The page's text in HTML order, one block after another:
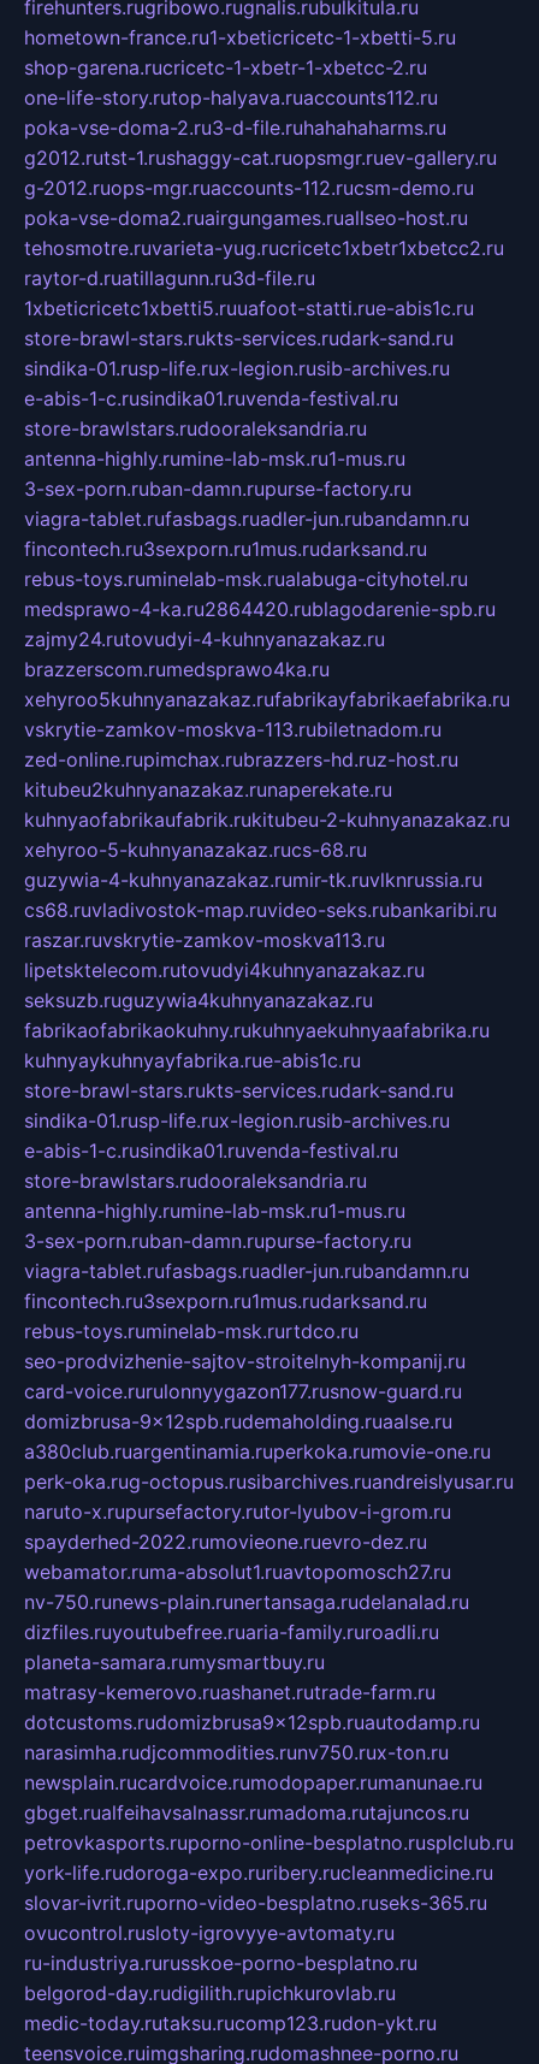
firehunters.rugribowo.rugnalis.rubulkitula.ru
hometown-france.ru1-xbeticricetc-1-xbetti-5.ru
shop-garena.rucricetc-1-xbetr-1-xbetcc-2.ru
one-life-story.rutop-halyava.ruaccounts112.ru
poka-vse-doma-2.ru3-d-file.ruhahahaharms.ru
g2012.rutst-1.rushaggy-cat.ruopsmgr.ruev-gallery.ru
g-2012.ruops-mgr.ruaccounts-112.rucsm-demo.ru
poka-vse-doma2.ruairgungames.ruallseo-host.ru
tehosmotre.ruvarieta-yug.rucricetc1xbetr1xbetcc2.ru
raytor-d.ruatillagunn.ru3d-file.ru
1xbeticricetc1xbetti5.ruuafoot-statti.rue-abis1c.ru
store-brawl-stars.rukts-services.rudark-sand.ru
sindika-01.rusp-life.rux-legion.rusib-archives.ru
e-abis-1-c.rusindika01.ruvenda-festival.ru
store-brawlstars.rudooraleksandria.ru
antenna-highly.rumine-lab-msk.ru1-mus.ru
3-sex-porn.ruban-damn.rupurse-factory.ru
viagra-tablet.rufasbags.ruadler-jun.rubandamn.ru
fincontech.ru3sexporn.ru1mus.rudarksand.ru
rebus-toys.ruminelab-msk.rualabuga-cityhotel.ru
medsprawo-4-ka.ru2864420.rublagodarenie-spb.ru
zajmy24.rutovudyi-4-kuhnyanazakaz.ru
brazzerscom.rumedsprawo4ka.ru
xehyroo5kuhnyanazakaz.rufabrikayfabrikaefabrika.ru
vskrytie-zamkov-moskva-113.rubiletnadom.ru
zed-online.rupimchax.rubrazzers-hd.ruz-host.ru
kitubeu2kuhnyanazakaz.runaperekate.ru
kuhnyaofabrikaufabrik.rukitubeu-2-kuhnyanazakaz.ru
xehyroo-5-kuhnyanazakaz.rucs-68.ru
guzywia-4-kuhnyanazakaz.rumir-tk.ruvlknrussia.ru
cs68.ruvladivostok-map.ruvideo-seks.rubankaribi.ru
raszar.ruvskrytie-zamkov-moskva113.ru
lipetsktelecom.rutovudyi4kuhnyanazakaz.ru
seksuzb.ruguzywia4kuhnyanazakaz.ru
fabrikaofabrikaokuhny.rukuhnyaekuhnyaafabrika.ru
kuhnyaykuhnyayfabrika.rue-abis1c.ru
store-brawl-stars.rukts-services.rudark-sand.ru
sindika-01.rusp-life.rux-legion.rusib-archives.ru
e-abis-1-c.rusindika01.ruvenda-festival.ru
store-brawlstars.rudooraleksandria.ru
antenna-highly.rumine-lab-msk.ru1-mus.ru
3-sex-porn.ruban-damn.rupurse-factory.ru
viagra-tablet.rufasbags.ruadler-jun.rubandamn.ru
fincontech.ru3sexporn.ru1mus.rudarksand.ru
rebus-toys.ruminelab-msk.rurtdco.ru
seo-prodvizhenie-sajtov-stroitelnyh-kompanij.ru
card-voice.rurulonnyygazon177.rusnow-guard.ru
domizbrusa-9x12spb.rudemaholding.ruaalse.ru
a380club.ruargentinamia.ruperkoka.rumovie-one.ru
perk-oka.rug-octopus.rusibarchives.ruandreislyusar.ru
naruto-x.rupursefactory.rutor-lyubov-i-grom.ru
spayderhed-2022.rumovieone.ruevro-dez.ru
webamator.ruma-absolut1.ruavtopomosch27.ru
nv-750.runews-plain.runertansaga.rudelanalad.ru
dizfiles.ruyoutubefree.ruaria-family.ruroadli.ru
planeta-samara.rumysmartbuy.ru
matrasy-kemerovo.ruashanet.rutrade-farm.ru
dotcustoms.rudomizbrusa9x12spb.ruautodamp.ru
narasimha.rudjcommodities.runv750.rux-ton.ru
newsplain.rucardvoice.rumodopaper.rumanunae.ru
gbget.rualfeihavsalnassr.rumadoma.rutajuncos.ru
petrovkasports.ruporno-online-besplatno.rusplclub.ru
york-life.rudoroga-expo.ruribery.rucleanmedicine.ru
slovar-ivrit.ruporno-video-besplatno.ruseks-365.ru
ovucontrol.rusloty-igrovyye-avtomaty.ru
ru-industriya.rurusskoe-porno-besplatno.ru
belgorod-day.rudigilith.rupichkurovlab.ru
medic-today.rutaksu.rucomp123.rudon-ykt.ru
teensvoice.ruimgsharing.rudomashnee-porno.ru